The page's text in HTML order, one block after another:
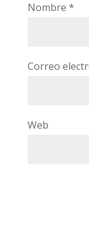
Nombre *
Correo
Web